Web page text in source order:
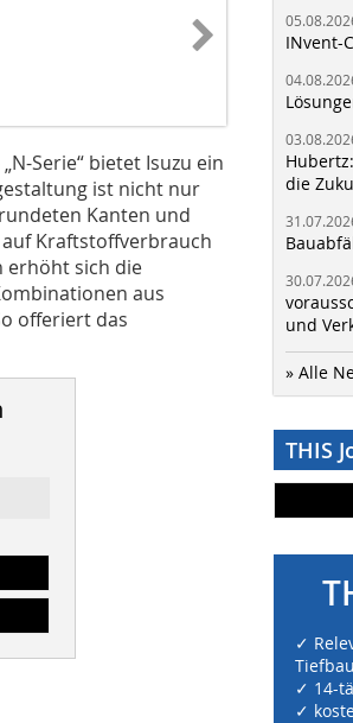
Serie“ bietet Isuzu ein
ist nicht nur
Kanten und
Kraftstoffverbrauch
erhöht sich die
aus
offeriert das
INvent-
die
und
» Alle
THIS
✓
✓ 14-
✓